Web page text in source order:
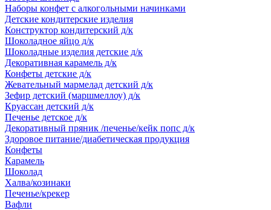
Наборы конфет с алкогольными начинками
Детские кондитерские изделия
Конструктор кондитерский д/к
Шоколадное яйцо д/к
Шоколадные изделия детские д/к
Декоративная карамель д/к
Конфеты детские д/к
Жевательный мармелад детский д/к
Зефир детский (маршмеллоу) д/к
Круассан детский д/к
Печенье детское д/к
Декоративный пряник /печенье/кейк попс д/к
Здоровое питание/диабетическая продукция
Конфеты
Карамель
Шоколад
Халва/козинаки
Печенье/крекер
Вафли